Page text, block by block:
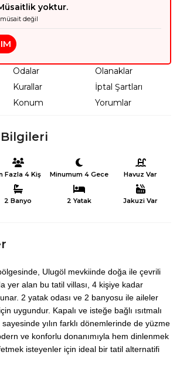
Odalar
Olanaklar
Kurallar
İptal Şartları
Konum Yorumlar
Fazla 4 Kiş Minumum 4 Gece Havuz Var
2 Banyo 2 Yatak Jakuzi Var
Ulugöl mevkiinde doğa ile çevrili
yer alan bu tatil villası, 4 kişiye kadar
2 yatak odası ve 2 banyosu ile aileler
uygundur. Kapalı ve isteğe bağlı ısıtmalı
yılın farklı dönemlerinde de yüzme
ve konforlu donanımıyla hem dinlenmek
isteyenler için ideal bir tatil alternatifi
yoktur.
değil